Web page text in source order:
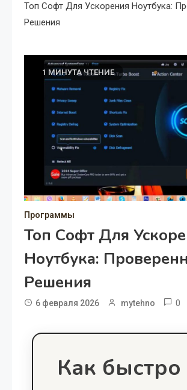
Топ Софт Для Ускорения Ноутбука:
Решения
1 МИНУТА ЧТЕНИЕ
Программы
Топ Софт Для
Ноутбука:
Решения
6 февраля 2026 mytehno 0
Как быстро